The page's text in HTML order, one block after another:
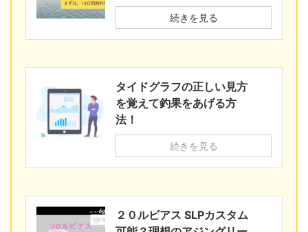
続きを見る
タイドグラフの正しい見方
を覚えて釣果をあげる方
法！
続きを見る
２０ルビアス SLPカスタム